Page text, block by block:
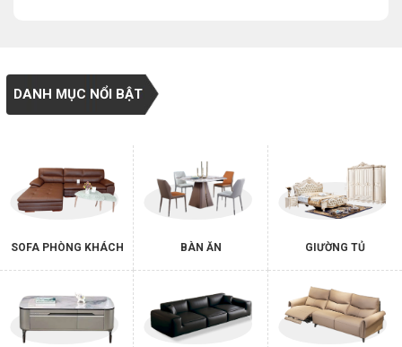
DANH MỤC NỔI BẬT
SOFA PHÒNG KHÁCH BÀN ĂN GIƯỜNG TỦ